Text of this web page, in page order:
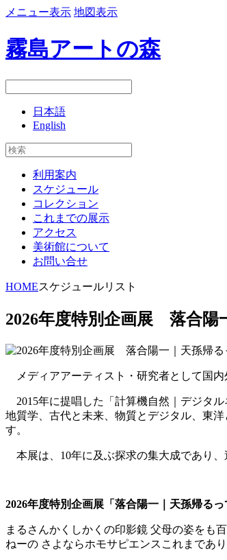
メニュー表示 地図表示
霧島アートの森
日本語
English
利用案内
スケジュール
コレクション
これまでの展示
アクセス
美術館について
お問い合せ
HOMEスケジュールリスト
2026年度特別企画展 落合陽
メディアアーティスト・研究者として国内
2015年に提唱した「計算機自然｜デジタ
地質学、古代と未来、物質とデジタル、東
す。
本展は、10年に及ぶ探求の集大成であり、
2026年度特別企画展「落合陽一｜天孫帰るっ
まるさんかくしかくの印影鏡 ⽗⺟の姿をも
ねーの さよならホモサピエンスこれまであ